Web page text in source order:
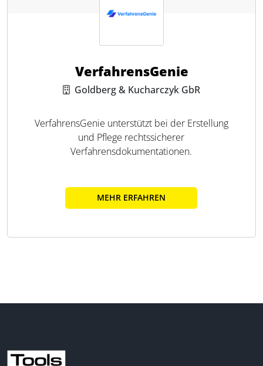
VerfahrensGenie
Goldberg & Kucharczyk GbR
VerfahrensGenie unterstützt bei der Erstellung
und Pflege rechtssicherer
Verfahrensdokumentationen.
MEHR ERFAHREN